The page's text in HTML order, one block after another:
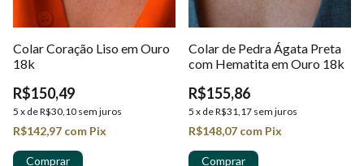
Colar Coração Liso em Ouro
18k
R$150,49
5 x deR$30,10 sem juros
R$142,97 com Pix
Colar de Pedra Ágata Preta
com Hematita em Ouro 18k
R$155,86
5 x deR$31,17 sem juros
R$148,07 com Pix